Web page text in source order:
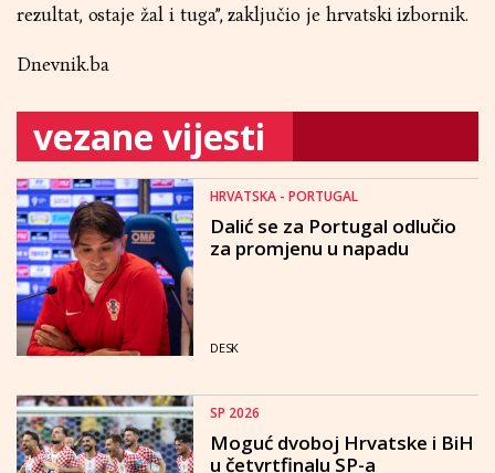
rezultat, ostaje žal i tuga”, zaključio je hrvatski izbornik.
Dnevnik.ba
vezane vijesti
HRVATSKA - PORTUGAL
Dalić se za Portugal odlučio
za promjenu u napadu
DESK
SP 2026
Moguć dvoboj Hrvatske i BiH
u četvrtfinalu SP-a